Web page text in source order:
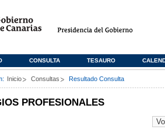
CONSULTA TESAURO
Inicio Consultas Resultado Consulta
PROFESIONALES